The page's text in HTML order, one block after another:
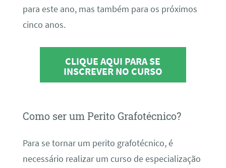
para este ano, mas também para os próximos
cinco anos.
CLIQUE AQUI PARA SE
INSCREVER NO CURSO
Como ser um Perito Grafotécnico?
Para se tornar um perito grafotécnico, é
necessário realizar um curso de especialização